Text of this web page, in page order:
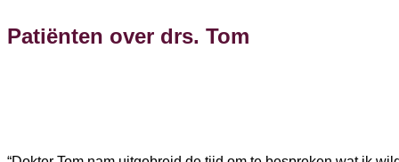
Patiënten over drs. Tom